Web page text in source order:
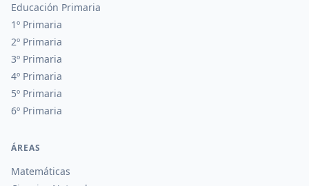
Educación Primaria
1º Primaria
2º Primaria
3º Primaria
4º Primaria
5º Primaria
6º Primaria
ÁREAS
Matemáticas